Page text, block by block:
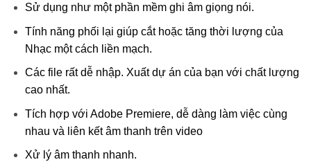
Sử dụng như một phần mềm ghi âm giọng nói.
Tính năng phối lại giúp cắt hoặc tăng thời lượng của
Nhạc một cách liền mạch.
Các file rất dễ nhập. Xuất dự án của bạn với chất lượng
cao nhất.
Tích hợp với Adobe Premiere, dễ dàng làm việc cùng
nhau và liên kết âm thanh trên video
Xử lý âm thanh nhanh.